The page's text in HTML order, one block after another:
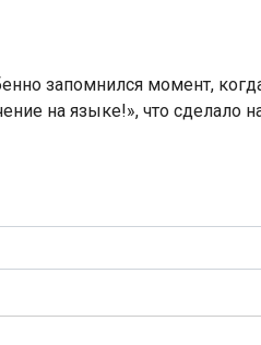
запомнился момент,
на языке!», что сделало